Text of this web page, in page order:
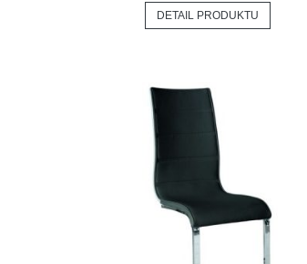
DETAIL PRODUKTU